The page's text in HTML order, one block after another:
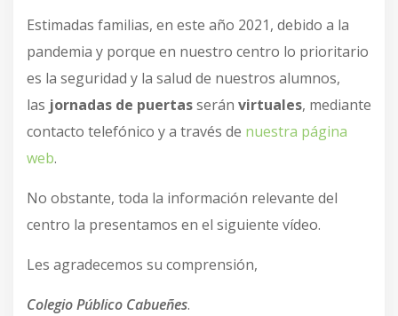
Estimadas familias, en este año 2021, debido a la
pandemia y porque en nuestro centro lo prioritario
es la seguridad y la salud de nuestros alumnos,
las jornadas de puertasserán virtuales, mediante
contacto telefónico y a través de nuestra página
web.
No obstante, toda la información relevante del
centro la presentamos en el siguiente vídeo.
Les agradecemos su comprensión,
Colegio Público Cabueñes.